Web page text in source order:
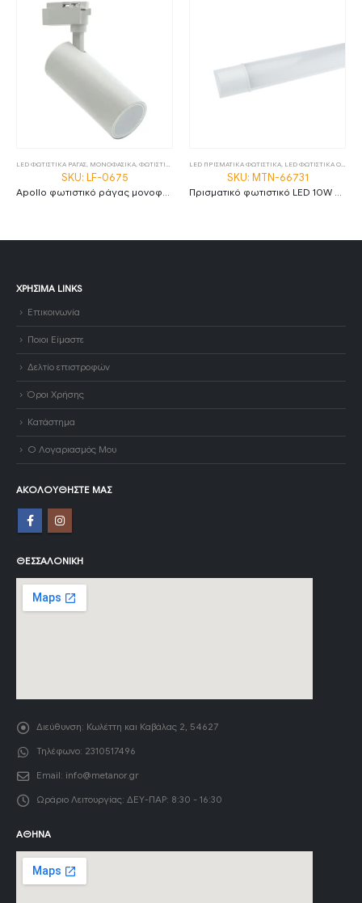
LED ΦΩΤΙΣΤΙΚΑ ΡΑΓΑΣ ΜΟΝΟΦΑΣΙΚΑ ΦΩΤΙΣΤΙΚΑ
SKU: LF-0675
LED ΠΡΙΣΜΑΤΙΚΑ ΦΩΤΙΣΤΙΚΑ LED ΦΩΤΙΣΤΙΚΑ ΟΡΟΦΗΣ
SKU: MTN-66731
ΧΡΉΣΙΜΑ LINKS
Επικοινωνία
Ποιοι Είμαστε
Δελτίο επιστροφών
Όροι Χρήσης
Κατάστημα
Ο Λογαριασμός Μου
ΑΚΟΛΟΥΘΉΣΤΕ ΜΑΣ
ΘΕΣΣΑΛΟΝΊΚΗ
Διεύθυνση: Κωλέττη και Καβάλας 2, 54627
Τηλέφωνο: 2310517496
Email: info@metanor.gr
Ωράριο Λειτουργίας: ΔΕΥ-ΠΑΡ: 8:30 - 16:30
ΑΘΉΝΑ